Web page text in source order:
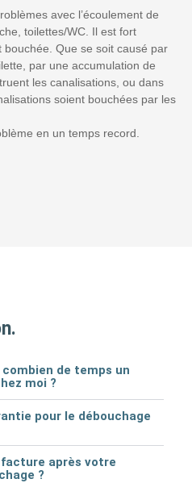
avec l’écoulement de
toilettes/WC. Il est fort
Que se soit causé par
par une accumulation de
les canalisations, ou dans
soient bouchées par les
en un temps record.
de temps un
moi ?
pour le débouchage
après votre
?